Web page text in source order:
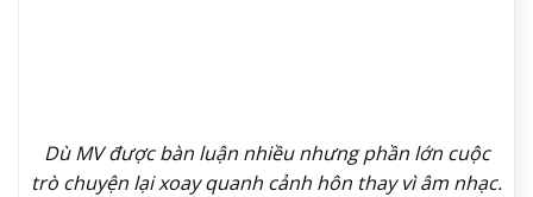
Dù MV được bàn luận nhiều nhưng phần lớn cuộc
trò chuyện lại xoay quanh cảnh hôn thay vì âm nhạc.